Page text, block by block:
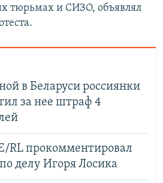
тюрьмах и СИЗО, объявлял
в Беларуси россиянки
за нее штраф 4
RL прокомментировал
делу Игоря Лосика